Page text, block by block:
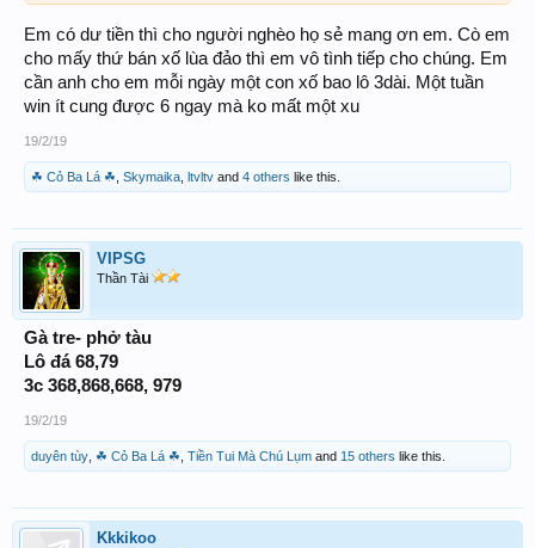
Em có dư tiền thì cho người nghèo họ sẻ mang ơn em. Cò em
cho mấy thứ bán xố lùa đảo thì em vô tình tiếp cho chúng. Em
cần anh cho em mỗi ngày một con xố bao lô 3dài. Một tuần
win ít cung được 6 ngay mà ko mất một xu
19/2/19
☘ Cỏ Ba Lá ☘ Skymaika ltvltv and 4 others like this.
VIPSG
Thần Tài
Gà tre- phở tàu
Lô đá 68,79
3c 368,868,668, 979
19/2/19
duyên tùy ☘ Cỏ Ba Lá ☘ Tiền Tui Mà Chú Lụm and 15 others like this.
Kkkikoo